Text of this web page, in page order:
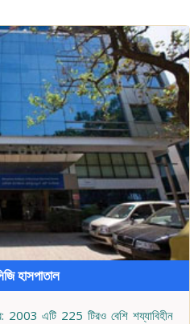
হাসপাতাল
2003 এটি 225 টিরও বেশি শয্যাবিহীন